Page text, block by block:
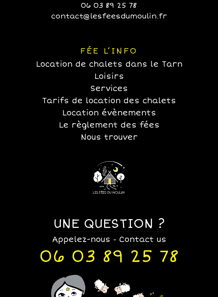
06 03 89 25 78
contact@lesfeesdumoulin.fr
FÉE L’INFO
Location de chalets dans le Tarn
Loisirs
Services
Tarifs de location des chalets
Location évènements
Le règlement des fées
Nous trouver
UNE QUESTION ?
Appelez-nous - Contact us
06 03 89 25 78